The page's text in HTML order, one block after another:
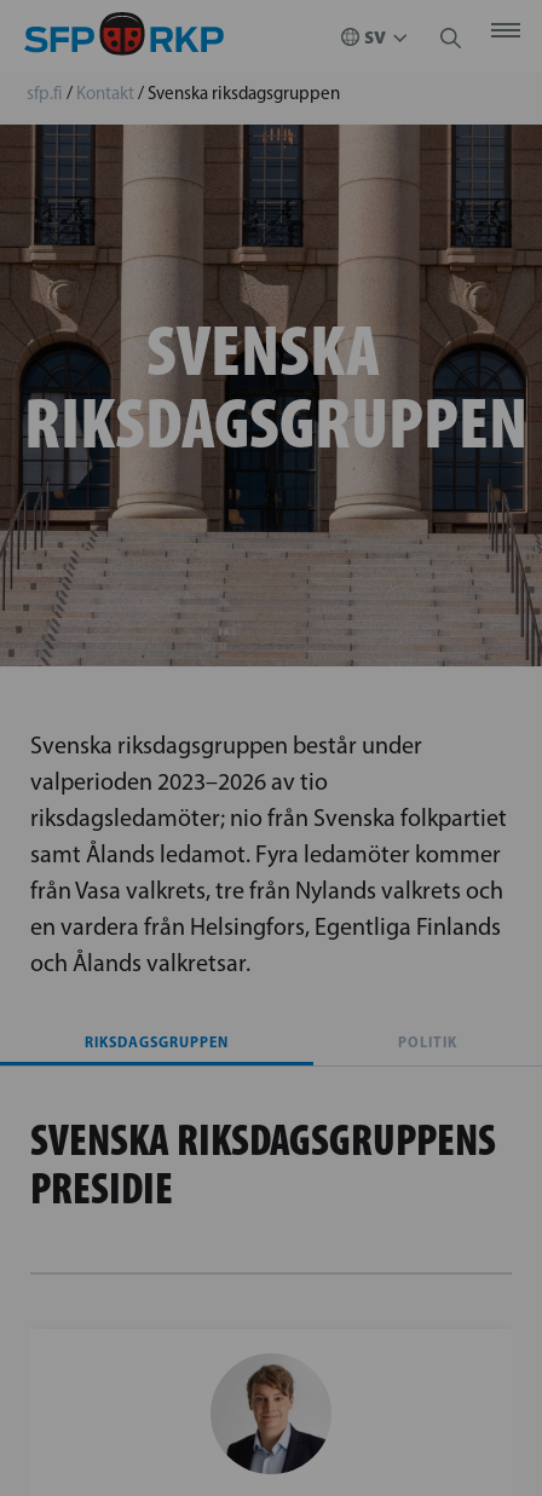
sfp.fi / Kontakt/ Svenska riksdagsgruppen
SVENSKA
RIKSDAGSGRUPPEN
Svenska riksdagsgruppen består under
valperioden 2023–2026 av tio
riksdagsledamöter; nio från Svenska folkpartiet
samt Ålands ledamot. Fyra ledamöter kommer
från Vasa valkrets, tre från Nylands valkrets och
en vardera från Helsingfors, Egentliga Finlands
och Ålands valkretsar.
RIKSDAGSGRUPPEN POLITIK
SVENSKA RIKSDAGSGRUPPENS
PRESIDIE